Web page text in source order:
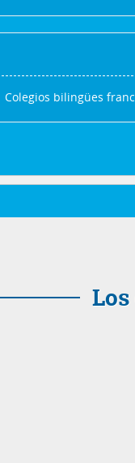
Colegios bilingües